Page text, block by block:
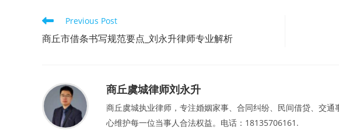
Read
more
articles
Previous Post
商丘市借条书写规范要点_刘永升律师专业解析
商丘虞城律师刘永升
商丘虞城执业律师，专注婚姻家事、合同纠纷、民间借贷、交
心维护每一位当事人合法权益。电话：18135706161.